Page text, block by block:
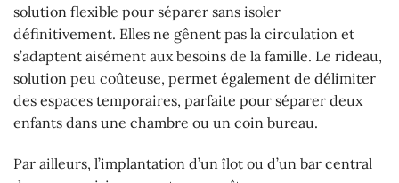
solution flexible pour séparer sans isoler
définitivement. Elles ne gênent pas la circulation et
s’adaptent aisément aux besoins de la famille. Le rideau,
solution peu coûteuse, permet également de délimiter
des espaces temporaires, parfaite pour séparer deux
enfants dans une chambre ou un coin bureau.
Par ailleurs, l’implantation d’un îlot ou d’un bar central